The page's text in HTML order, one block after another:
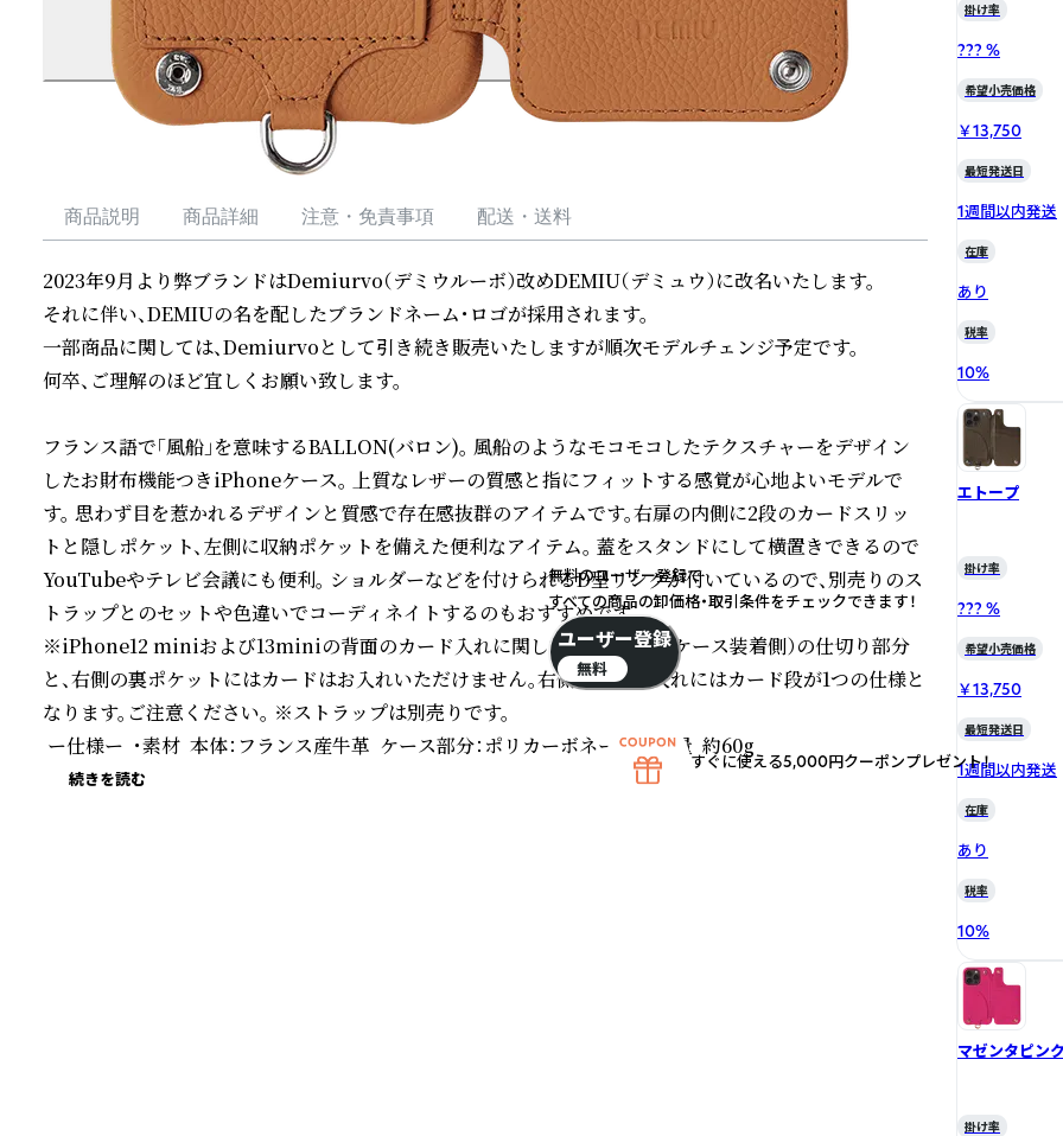
商品説明 商品詳細 注意・免責事項 配送・送料
2023年9月より弊ブランドはDemiurvo（デミウルーボ）改めDEMIU（デミュウ）に改名いたします。
それに伴い、DEMIUの名を配したブランドネーム・ロゴが採用されます。
一部商品に関しては、Demiurvoとして引き続き販売いたしますが順次モデルチェンジ予定です。
何卒、ご理解のほど宜しくお願い致します。
フランス語で「風船」を意味するBALLON(バロン)。 風船のようなモコモコしたテクスチャーをデザイン
したお財布機能つきiPhoneケース。 上質なレザーの質感と指にフィットする感覚が心地よいモデルで
す。 思わず目を惹かれるデザインと質感で存在感抜群のアイテムです。右扉の内側に2段のカードスリッ
トと隠しポケット、左側に収納ポケットを備えた便利なアイテム。 蓋をスタンドにして横置きできるので
YouTubeやテレビ会議にも便利。 ショルダーなどを付けられるD型リングが付いているので、別売りのス
トラップとのセットや色違いでコーディネイトするのもおすすめです。
※iPhone12 miniおよび13miniの背面のカード入れに関してですが左側（ケース装着側）の仕切り部分
と、右側の裏ポケットにはカードはお入れいただけません。右側のカード入れにはカード段が1つの仕様と
なります。ご注意ください。 ※ストラップは別売りです。
ー仕様ー  ・素材  本体：フランス産牛革  ケース部分：ポリカーボネート  ・重量  約60g
続きを読む
掛け率
??? %
希望小売価格
￥13,750
最短発送日
1週間以内発送
在庫
あり
税率
10%
エトープ
掛け率
??? %
希望小売価格
￥13,750
最短発送日
1週間以内発送
在庫
あり
税率
10%
マゼンタピン
掛け率
無料のユーザー登録で
すべての商品の卸価格・取引条件をチェックできます！
ユーザー登録
無料
すぐに使える5,000円クーポンプレゼント！